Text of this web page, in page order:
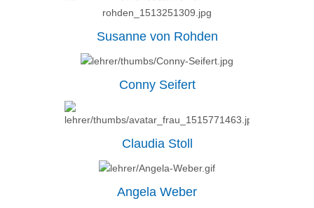
Susanne von Rohden
Conny Seifert
Claudia Stoll
Angela Weber